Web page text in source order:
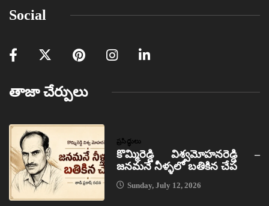
Social
తాజా చేర్పులు
ప్రసిద్ధులు
కొమ్మిరెడ్డి విశ్వమోహనరెడ్డి –
జనమనే నీళ్ళలో బతికిన చేప
Sunday, July 12, 2026